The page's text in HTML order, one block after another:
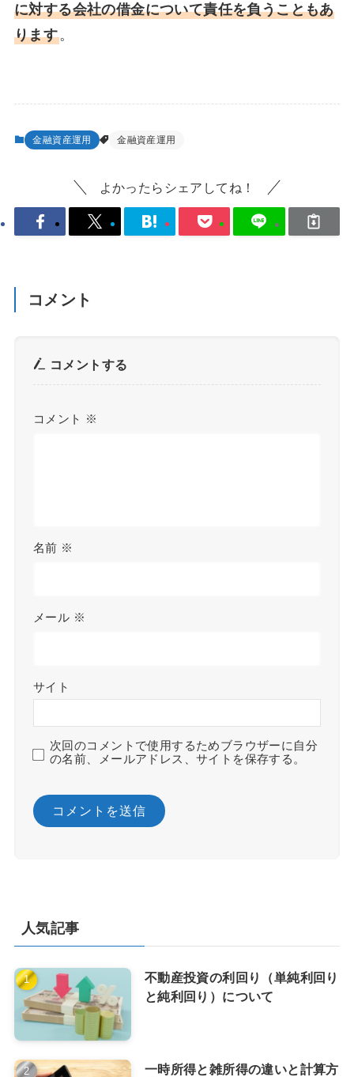
に対する会社の借金について責任を負うこともあ
ります。
金融資産運用 金融資産運用
よかったらシェアしてね！
コメント
コメントする
コメント ※
名前 ※
メール ※
サイト
次回のコメントで使用するためブラウザーに自分
の名前、メールアドレス、サイトを保存する。
人気記事
不動産投資の利回り（単純利回り
と純利回り）について
一時所得と雑所得の違いと計算方